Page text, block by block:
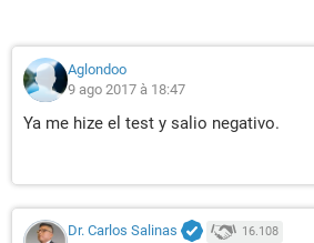
Aglondoo
9 ago 2017 à 18:47
Ya me hize el test y salio negativo.
Dr. Carlos Salinas 16.108